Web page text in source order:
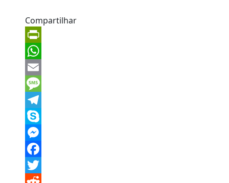
Compartilhar
PrintFriendly
WhatsApp
Email
Message
Telegram
Skype
Messenger
Facebook